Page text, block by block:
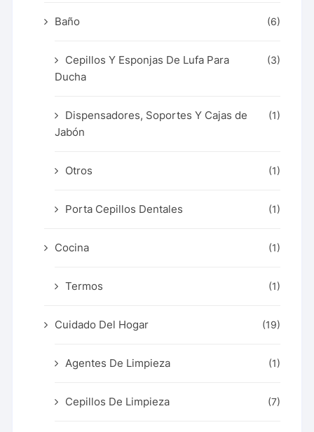
Baño (6)
Cepillos Y Esponjas De Lufa Para
Ducha
(3)
Dispensadores, Soportes Y Cajas de
Jabón
(1)
Otros (1)
Porta Cepillos Dentales (1)
Cocina (1)
Termos (1)
Cuidado Del Hogar (19)
Agentes De Limpieza (1)
Cepillos De Limpieza (7)